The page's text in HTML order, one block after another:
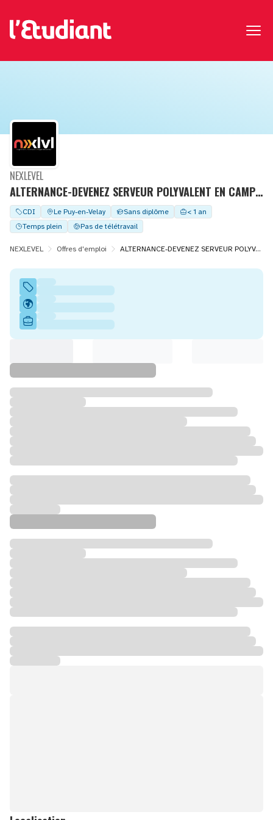
ALTERNANCE-DEVENEZ SERVEUR POLYVALENT EN CAMPING(H/F)
NEXLEVEL
CDI Le Puy-en-Velay Sans diplôme
< 1 an
Temps plein
Pas de télétravail
NEXLEVEL Offres d'emploi ALTERNANCE-DEVENEZ SERVEUR POLYVALENT EN CAMPING(H/F)